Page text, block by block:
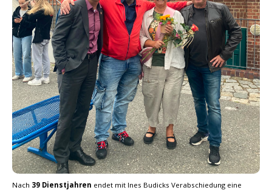
Nach 39 Dienstjahren endet mit Ines Budicks Verabschiedung eine